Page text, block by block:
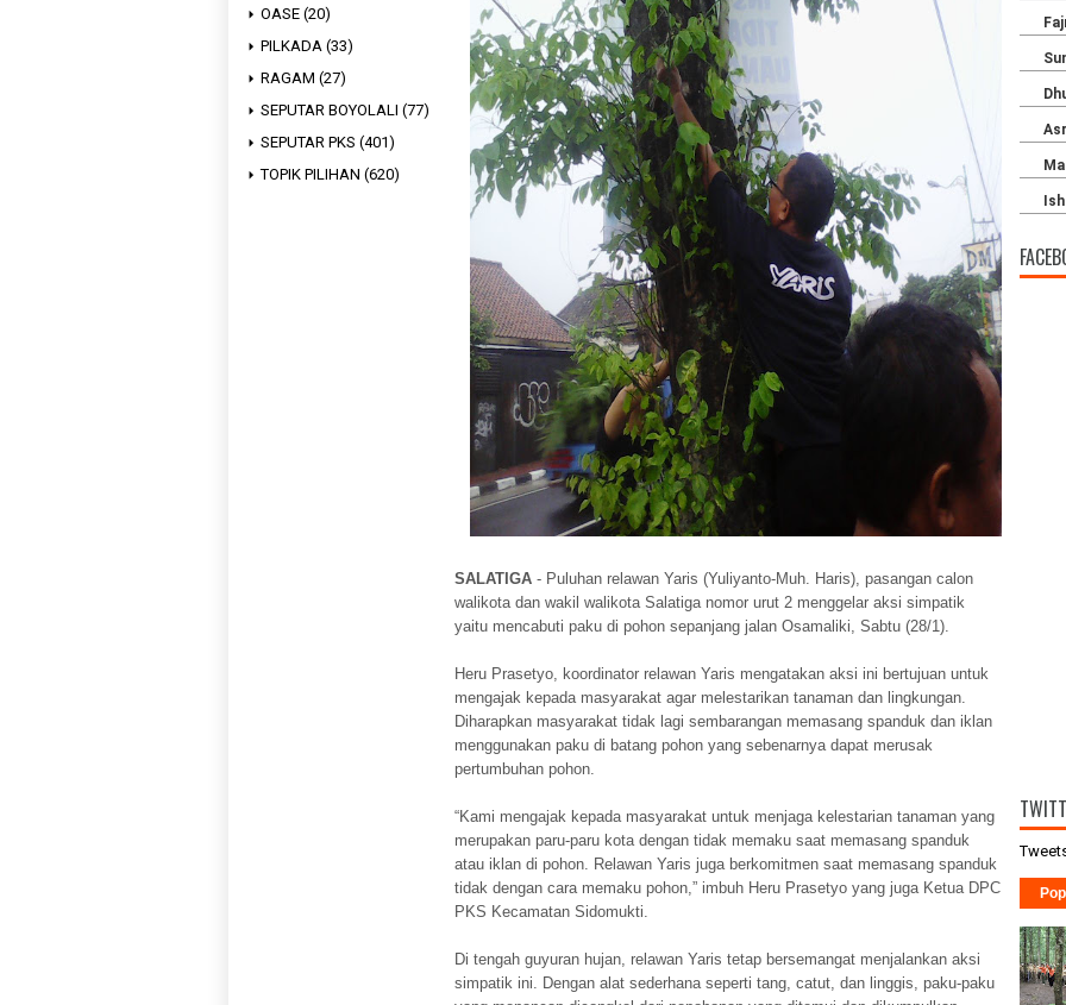
OASE (20)
PILKADA (33)
RAGAM (27)
SEPUTAR BOYOLALI (77)
SEPUTAR PKS (401)
TOPIK PILIHAN (620)
SALATIGA - Puluhan relawan Yaris (Yuliyanto-Muh. Haris), pasangan calon
walikota dan wakil walikota Salatiga nomor urut 2 menggelar aksi simpatik
yaitu mencabuti paku di pohon sepanjang jalan Osamaliki, Sabtu (28/1).
Heru Prasetyo, koordinator relawan Yaris mengatakan aksi ini bertujuan untuk
mengajak kepada masyarakat agar melestarikan tanaman dan lingkungan.
Diharapkan masyarakat tidak lagi sembarangan memasang spanduk dan iklan
menggunakan paku di batang pohon yang sebenarnya dapat merusak
pertumbuhan pohon.
“Kami mengajak kepada masyarakat untuk menjaga kelestarian tanaman yang
merupakan paru-paru kota dengan tidak memaku saat memasang spanduk
atau iklan di pohon. Relawan Yaris juga berkomitmen saat memasang spanduk
tidak dengan cara memaku pohon,” imbuh Heru Prasetyo yang juga Ketua DPC
PKS Kecamatan Sidomukti.
Di tengah guyuran hujan, relawan Yaris tetap bersemangat menjalankan aksi
simpatik ini. Dengan alat sederhana seperti tang, catut, dan linggis, paku-paku